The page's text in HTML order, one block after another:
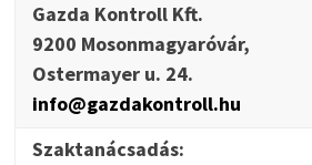
Gazda Kontroll Kft.
9200 Mosonmagyaróvár,
Ostermayer u. 24.
info@gazdakontroll.hu
Szaktanácsadás: